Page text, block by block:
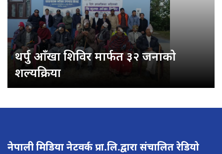
थर्पु आँखा शिविर मार्फत ३२ जनाको
शल्यक्रिया
नेपाली मिडिया नेटवर्क प्रा.लि.द्वारा संचालित रेडियो